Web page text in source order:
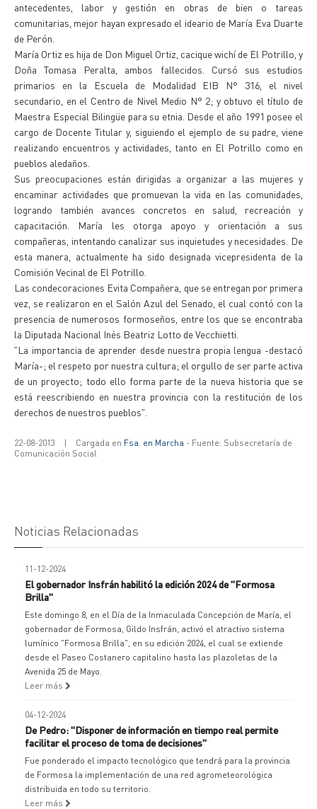
antecedentes, labor y gestión en obras de bien o tareas
comunitarias, mejor hayan expresado el ideario de María Eva Duarte
de Perón.
María Ortiz es hija de Don Miguel Ortiz, cacique wichí de El Potrillo, y
Doña Tomasa Peralta, ambos fallecidos. Cursó sus estudios
primarios en la Escuela de Modalidad EIB N° 316, el nivel
secundario, en el Centro de Nivel Medio N° 2; y obtuvo el título de
Maestra Especial Bilingüe para su etnia. Desde el año 1991 posee el
cargo de Docente Titular y, siguiendo el ejemplo de su padre, viene
realizando encuentros y actividades, tanto en El Potrillo como en
pueblos aledaños.
Sus preocupaciones están dirigidas a organizar a las mujeres y
encaminar actividades que promuevan la vida en las comunidades,
logrando también avances concretos en salud, recreación y
capacitación. María les otorga apoyo y orientación a sus
compañeras, intentando canalizar sus inquietudes y necesidades. De
esta manera, actualmente ha sido designada vicepresidenta de la
Comisión Vecinal de El Potrillo.
Las condecoraciones Evita Compañera, que se entregan por primera
vez, se realizaron en el Salón Azul del Senado, el cual contó con la
presencia de numerosos formoseños, entre los que se encontraba
la Diputada Nacional Inés Beatriz Lotto de Vecchietti.
"La importancia de aprender desde nuestra propia lengua -destacó
María-; el respeto por nuestra cultura; el orgullo de ser parte activa
de un proyecto; todo ello forma parte de la nueva historia que se
está reescribiendo en nuestra provincia con la restitución de los
derechos de nuestros pueblos".
22-08-2013 | Cargada en Fsa. en Marcha - Fuente: Subsecretaría de
Comunicación Social
Noticias Relacionadas
11-12-2024
El gobernador Insfrán habilitó la edición 2024 de "Formosa
Brilla"
Este domingo 8, en el Día de la Inmaculada Concepción de María, el
gobernador de Formosa, Gildo Insfrán, activó el atractivo sistema
lumínico "Formosa Brilla", en su edición 2024, el cual se extiende
desde el Paseo Costanero capitalino hasta las plazoletas de la
Avenida 25 de Mayo.
Leer más
04-12-2024
De Pedro: "Disponer de información en tiempo real permite
facilitar el proceso de toma de decisiones"
Fue ponderado el impacto tecnológico que tendrá para la provincia
de Formosa la implementación de una red agrometeorológica
distribuida en todo su territorio.
Leer más